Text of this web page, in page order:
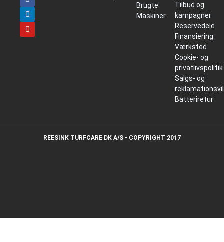
Brugte
Maskiner
Tilbud og
kampagner
Reservedele
Finansiering
Værksted
Cookie- og
privatlivspolitik
Salgs- og
Batteriretur
REESINK TURFCARE DK A/S - COPYRIGHT 2017